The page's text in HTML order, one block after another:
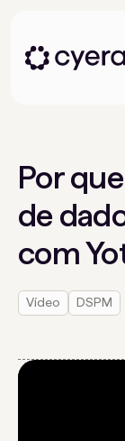
Por
de
com
Vídeo DSPM